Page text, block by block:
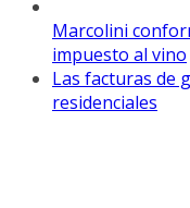
Marcolini
impuesto al vino
Las facturas de
residenciales